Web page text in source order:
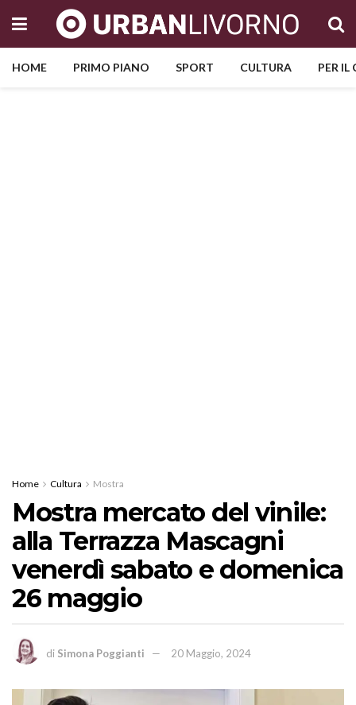
HOME PRIMO PIANO SPORT CULTURA PER
Home Cultura Mostra
Mostra mercato del vinile:
alla Terrazza Mascagni
venerdì sabato e domenica
26 maggio
di Simona Poggianti 20 Maggio, 2024